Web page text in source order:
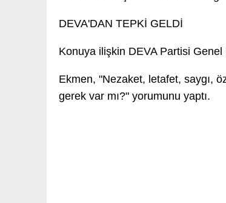
DEVA'DAN TEPKİ GELDİ
Konuya ilişkin DEVA Partisi Genel
Ekmen, "Nezaket, letafet, saygı,
gerek var mı?" yorumunu yaptı.